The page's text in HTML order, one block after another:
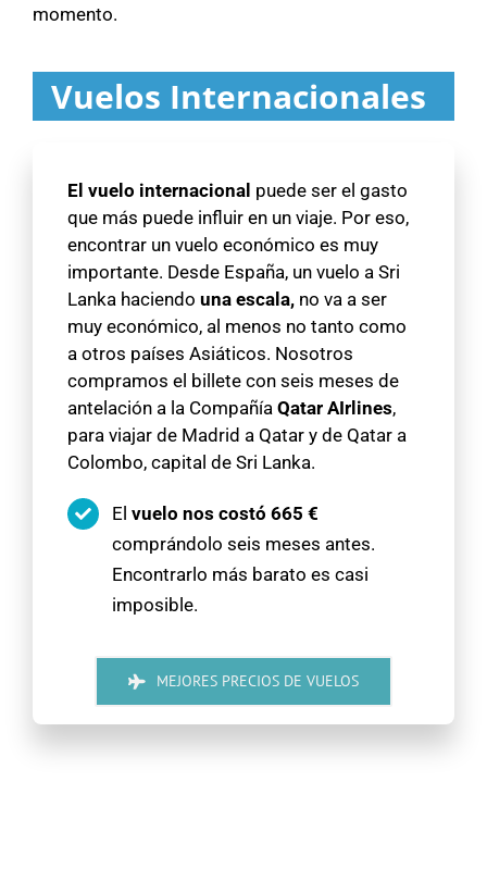
momento.
Vuelos Internacionales
El vuelo internacional puede ser el gasto
que más puede influir en un viaje. Por eso,
encontrar un vuelo económico es muy
importante. Desde España, un vuelo a Sri
Lanka haciendo una escala, no va a ser
muy económico, al menos no tanto como
a otros países Asiáticos. Nosotros
compramos el billete con seis meses de
antelación a la Compañía Qatar AIrlines,
para viajar de Madrid a Qatar y de Qatar a
Colombo, capital de Sri Lanka.
El vuelo nos costó 665 €
comprándolo seis meses antes.
Encontrarlo más barato es casi
imposible.
MEJORES PRECIOS DE VUELOS